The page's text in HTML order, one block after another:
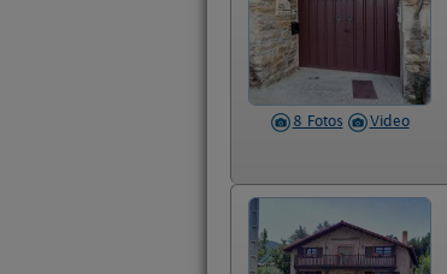
8 Fotos Video